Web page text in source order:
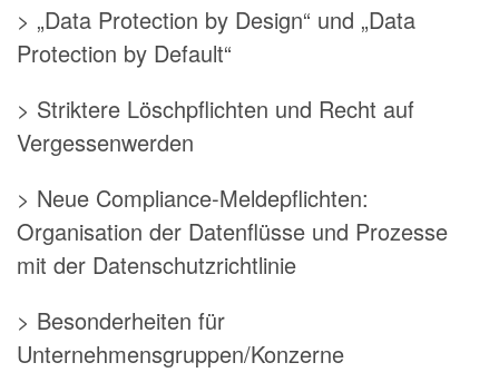
> „Data Protection by Design“ und „Data
Protection by Default“
> Striktere Löschpflichten und Recht auf
Vergessenwerden
> Neue Compliance-Meldepflichten:
Organisation der Datenflüsse und Prozesse
mit der Datenschutzrichtlinie
> Besonderheiten für
Unternehmensgruppen/Konzerne